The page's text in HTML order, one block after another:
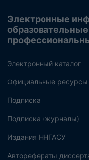
Электронные
Электронный каталог
Официальные ресурсы
Подписка
Подписка (журналы)
Издания ННГАСУ
Авторефераты